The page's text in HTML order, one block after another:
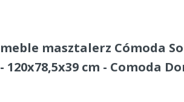
meble masztalerz Cómoda
- 120x78,5x39 cm - Comoda